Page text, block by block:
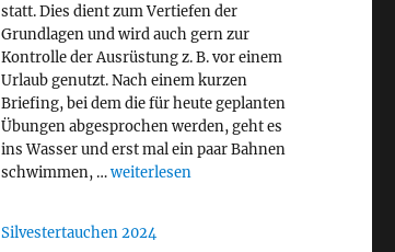
statt. Dies dient zum Vertiefen der
Grundlagen und wird auch gern zur
Kontrolle der Ausrüstung z. B. vor einem
Urlaub genutzt. Nach einem kurzen
Briefing, bei dem die für heute geplanten
Übungen abgesprochen werden, geht es
ins Wasser und erst mal ein paar Bahnen
schwimmen, …„Gerätetraining Februar 2025“
weiterlesen
Silvestertauchen 2024